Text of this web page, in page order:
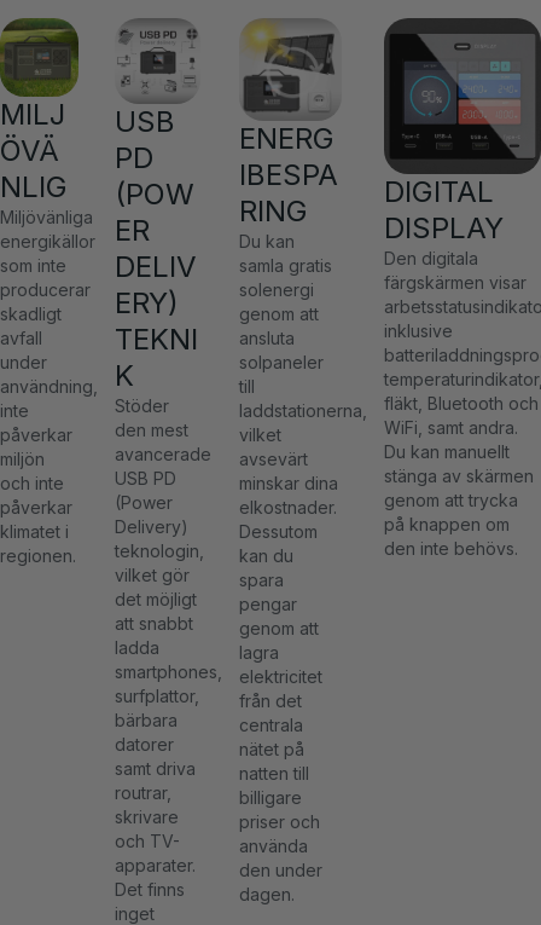
MILJ
ÖVÄ
NLIG
Miljövänliga
energikällor
som inte
producerar
skadligt
avfall
under
användning,
inte
påverkar
miljön
och inte
påverkar
klimatet i
regionen.
USB
PD
(POW
ER
DELIV
ERY)
TEKNI
K
Stöder
den mest
avancerade
USB PD
(Power
Delivery)
teknologin,
vilket gör
det möjligt
att snabbt
ladda
smartphones,
surfplattor,
bärbara
datorer
samt driva
routrar,
skrivare
och TV-
apparater.
Det finns
inget
ENERG
IBESPA
RING
Du kan
samla gratis
solenergi
genom att
ansluta
solpaneler
till
laddstationerna,
vilket
avsevärt
minskar dina
elkostnader.
Dessutom
kan du
spara
pengar
genom att
lagra
elektricitet
från det
centrala
nätet på
natten till
billigare
priser och
använda
den under
dagen.
DIGITAL
DISPLAY
Den digitala
färgskärmen visar
inklusive
fläkt, Bluetooth och
WiFi, samt andra.
Du kan manuellt
stänga av skärmen
genom att trycka
på knappen om
den inte behövs.